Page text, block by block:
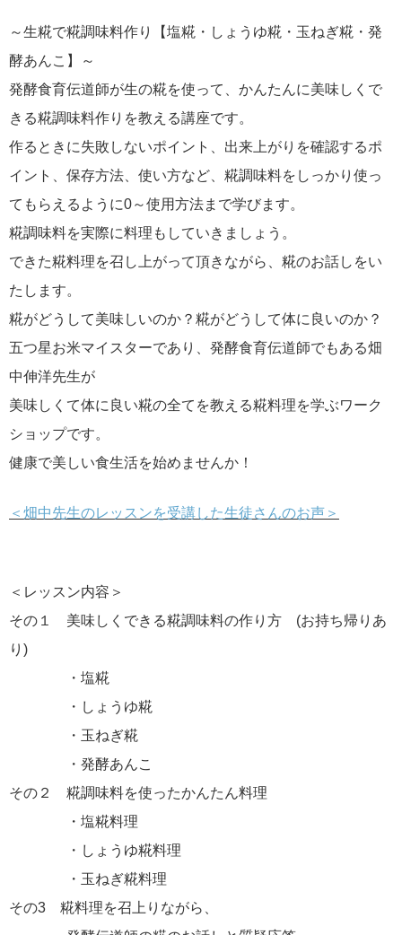
～生糀で糀調味料作り【塩糀・しょうゆ糀・玉ねぎ糀・発
酵あんこ】～
発酵食育伝道師が生の糀を使って、かんたんに美味しくで
きる糀調味料作りを教える講座です。
作るときに失敗しないポイント、出来上がりを確認するポ
イント、保存方法、使い方など、糀調味料をしっかり使っ
てもらえるように0～使用方法まで学びます。
糀調味料を実際に料理もしていきましょう。
できた糀料理を召し上がって頂きながら、糀のお話しをい
たします。
糀がどうして美味しいのか？糀がどうして体に良いのか？
五つ星お米マイスターであり、発酵食育伝道師でもある畑
中伸洋先生が
美味しくて体に良い糀の全てを教える糀料理を学ぶワーク
ショップです。
健康で美しい食生活を始めませんか！
＜畑中先生のレッスンを受講した生徒さんのお声＞
＜レッスン内容＞
その１ 美味しくできる糀調味料の作り方 (お持ち帰りあ
り)
・塩糀
・しょうゆ糀
・玉ねぎ糀
・発酵あんこ
その２ 糀調味料を使ったかんたん料理
・塩糀料理
・しょうゆ糀料理
・玉ねぎ糀料理
その3 糀料理を召上りながら、